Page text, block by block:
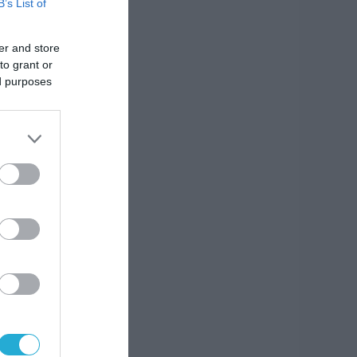
List of
and store
grant or
purposes